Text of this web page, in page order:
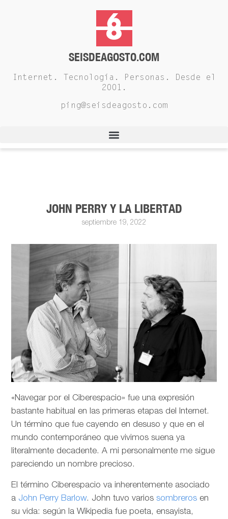
SEISDEAGOSTO.COM
Internet. Tecnología. Personas. Desde el
2001.
ping@seisdeagosto.com
JOHN PERRY Y LA LIBERTAD
septiembre 19, 2022
«Navegar por el Ciberespacio» fue una expresión
bastante habitual en las primeras etapas del Internet.
Un término que fue cayendo en desuso y que en el
mundo contemporáneo que vivimos suena ya
literalmente decadente. A mi personalmente me sigue
pareciendo un nombre precioso.
El término Ciberespacio va inherentemente asociado
a John Perry Barlow. John tuvo variossombreros en
su vida: según la Wikipedia fue poeta, ensayista,